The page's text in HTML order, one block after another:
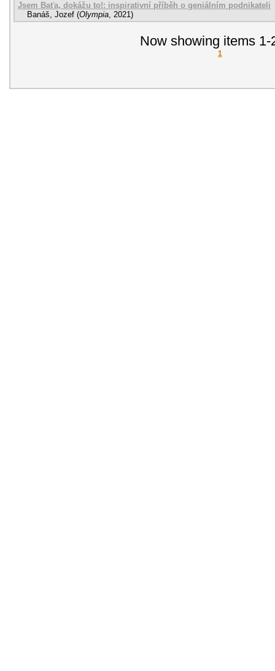
Jsem Baťa, dokážu to!: inspirativní příběh o geniálním podnikateli
Banáš, Jozef (Olympia, 2021)
Now showing items 1-
1